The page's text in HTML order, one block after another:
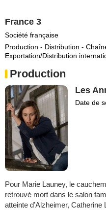
France 3
Société française
Production - Distribution -
Exportation/Distribution
Production
Les
Date de
Pour Marie Launey, le
retrouvé mort dans le salon
atteinte d’Alzheimer,